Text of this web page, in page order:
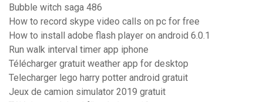
Bubble witch saga 486
How to record skype video calls on pc for free
How to install adobe flash player on android 6.0.1
Run walk interval timer app iphone
Télécharger gratuit weather app for desktop
Telecharger lego harry potter android gratuit
Jeux de camion simulator 2019 gratuit